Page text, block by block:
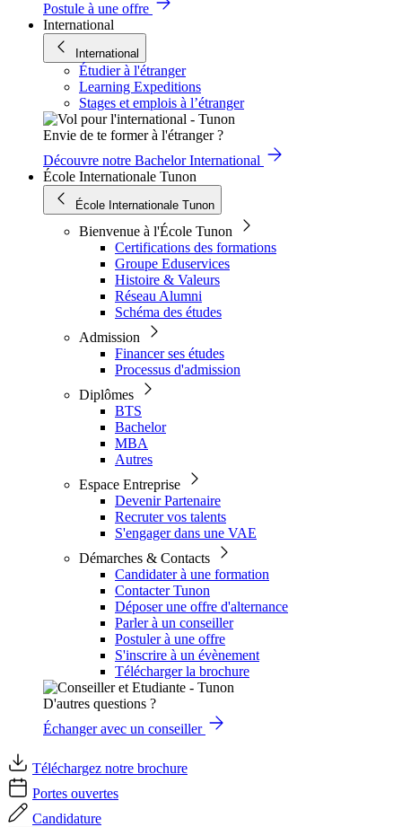
Postule à une offre
International
International
Étudier à l'étranger
Learning Expeditions
Stages et emplois à l’étranger
Envie de te former à l'étranger ?
Découvre notre Bachelor International
École Internationale Tunon
École Internationale Tunon
Bienvenue à l'École Tunon
Certifications des formations
Groupe Eduservices
Histoire & Valeurs
Réseau Alumni
Schéma des études
Admission
Financer ses études
Processus d'admission
Diplômes
BTS
Bachelor
MBA
Autres
Espace Entreprise
Devenir Partenaire
Recruter vos talents
S'engager dans une VAE
Démarches & Contacts
Candidater à une formation
Contacter Tunon
Déposer une offre d'alternance
Parler à un conseiller
Postuler à une offre
S'inscrire à un évènement
Télécharger la brochure
D'autres questions ?
Échanger avec un conseiller
Téléchargez notre brochure
Portes ouvertes
Candidature